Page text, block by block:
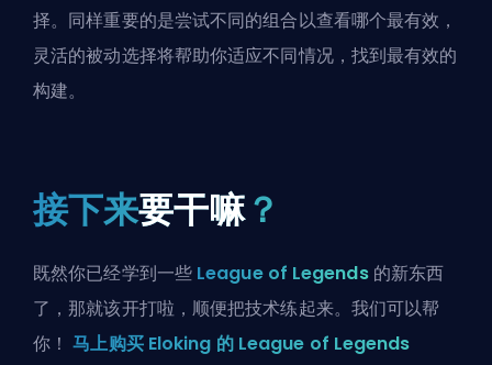
择。同样重要的是尝试不同的组合以查看哪个最有效，
灵活的被动选择将帮助你适应不同情况，找到最有效的
构建。
接下来要干嘛？
既然你已经学到一些 League of Legends的新东西
了，那就该开打啦，顺便把技术练起来。我们可以帮
你！马上购买 Eloking 的 League of Legends